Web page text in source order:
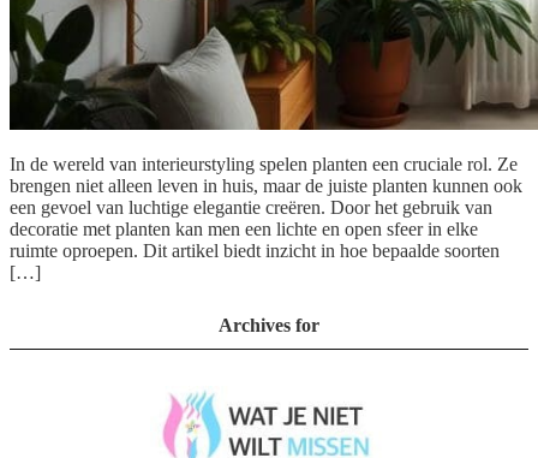
In de wereld van interieurstyling spelen planten een cruciale rol. Ze
brengen niet alleen leven in huis, maar de juiste planten kunnen ook
een gevoel van luchtige elegantie creëren. Door het gebruik van
decoratie met planten kan men een lichte en open sfeer in elke
ruimte oproepen. Dit artikel biedt inzicht in hoe bepaalde soorten
[…]
Archives for